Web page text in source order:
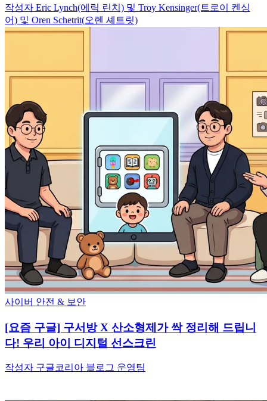
작성자 Eric Lynch(에릭 린치) 및 Troy Kensinger(트로이 켄싱
어) 및 Oren Schetrit(오렌 셰트릿)
사이버 안전 & 보안
[요즘 구글] 구서방 X 산소형제가 싹 정리해 드립니
다! 우리 아이 디지털 선스크린
작성자 구글코리아 블로그 운영팀